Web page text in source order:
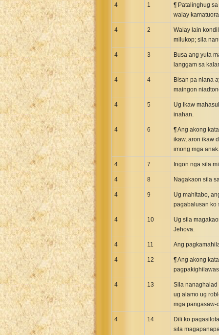
4 1
¶ Patalinghug
walay
4 2
Walay lain
milukop; sila
4 3
Busa ang yuta
langgam sa
4 4
Bisan pa niana
maingon
4 5
Ug ikaw
inahan.
4 6
¶ Ang akong
ikaw, aron ikaw
imong mga anak.
4 7 Ingon nga sila
4 8 Nagakaon sila
4 9
Ug mahitabo,
pagabalusan ko
4 10
Ug sila
Jehova.
4 11 Ang
4 12
¶ Ang akong
4 13
Sila nanaghalad
ug alamo ug
mga pangasaw-
4 14
Dili ko
sila